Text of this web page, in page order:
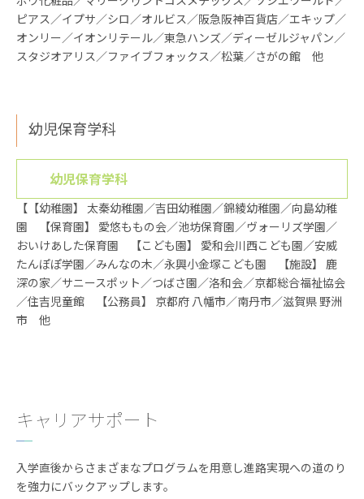
ピアス／イプサ／シロ／オルビス／阪急阪神百貨店／エキップ／
オンリー／イオンリテール／東急ハンズ／ディーゼルジャパン／
スタジオアリス／ファイブフォックス／松葉／さがの館 他
幼児保育学科
幼児保育学科
【【幼稚園】 太秦幼稚園／吉田幼稚園／錦綾幼稚園／向島幼稚
園 【保育園】 愛悠ももの会／池坊保育園／ヴォーリズ学園／
おいけあした保育園 【こども園】 愛和会川西こども園／安威
たんぽぽ学園／みんなの木／永興小金塚こども園 【施設】 鹿
深の家／サニースポット／つばさ園／洛和会／京都総合福祉協会
／住吉児童館 【公務員】 京都府 八幡市／南丹市／滋賀県 野洲
市 他
キャリアサポート
入学直後からさまざまなプログラムを用意し進路実現への道のり
を強力にバックアップします。